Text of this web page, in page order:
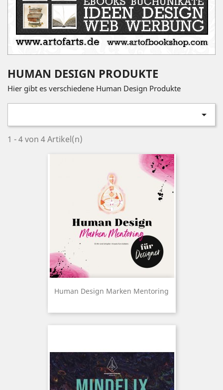
HUMAN DESIGN PRODUKTE
Hier gibt es verschiedene Human Design Produkte

1 - 4 von 4 Artikel(n)
Human Design Marken Mentoring